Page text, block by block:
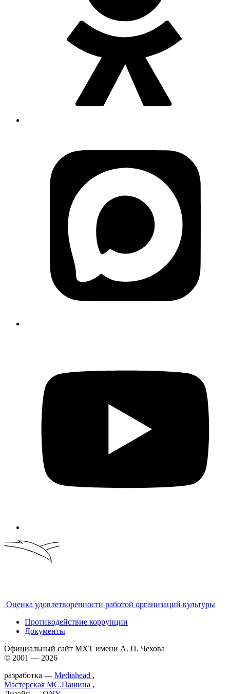
Оценка удовлетворенности работой организаций культуры
Противодействие коррупции
Документы
Официальный сайт МХТ имени А. П. Чехова
© 2001 — 2026
разработка — Mediahead ,
Мастерская МС.Пашина ,